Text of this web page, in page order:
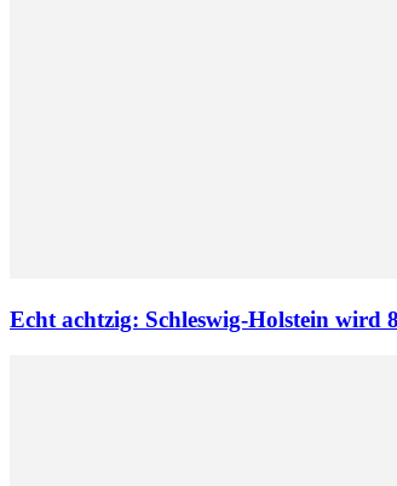
Echt achtzig: Schleswig-Holstein wird